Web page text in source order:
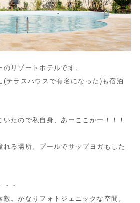
リゾートホテルです。
(テラスハウスで有名になった)も宿泊
たので私自身、あーここかー！！！
る場所。プールでサップヨガもした
・
。かなりフォトジェニックな空間。